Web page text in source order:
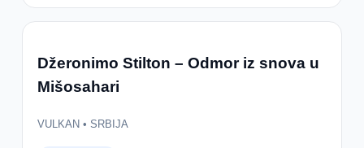
Džeronimo Stilton – Odmor iz snova u
Mišosahari
VULKAN • SRBIJA